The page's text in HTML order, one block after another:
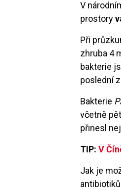
V
prostory
Při
zhruba 4
bakterie
poslední
Bakterie
včetně
přinesl
TIP:V
Jak je